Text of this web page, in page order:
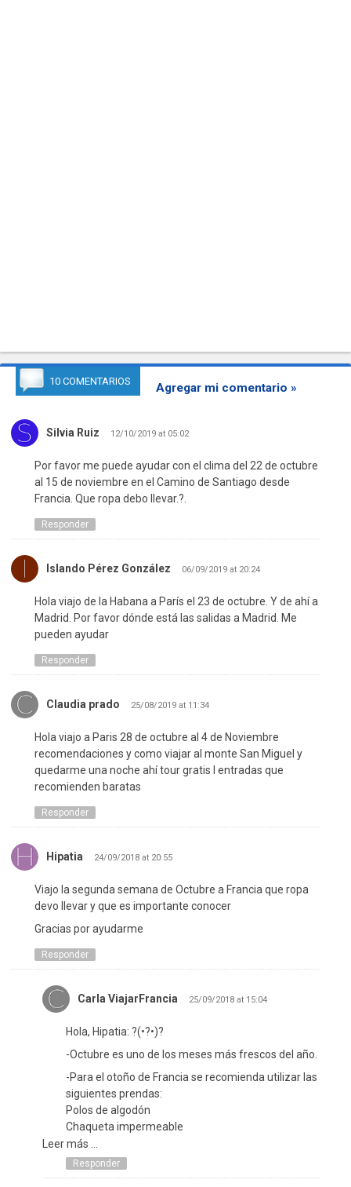
10 COMENTARIOS Agregar mi comentario »
Silvia Ruiz 12/10/2019 at 05:02
Por favor me puede ayudar con el clima del 22 de octubre
al 15 de noviembre en el Camino de Santiago desde
Francia. Que ropa debo llevar.?.
Responder
Islando Pérez González 06/09/2019 at 20:24
Hola viajo de la Habana a París el 23 de octubre. Y de ahí a
Madrid. Por favor dónde está las salidas a Madrid. Me
pueden ayudar
Responder
Claudia prado 25/08/2019 at 11:34
Hola viajo a Paris 28 de octubre al 4 de Noviembre
recomendaciones y como viajar al monte San Miguel y
quedarme una noche ahí tour gratis I entradas que
recomienden baratas
Responder
Hipatia 24/09/2018 at 20:55
Viajo la segunda semana de Octubre a Francia que ropa
devo llevar y que es importante conocer
Gracias por ayudarme
Responder
Carla ViajarFrancia 25/09/2018 at 15:04
Hola, Hipatia: ?(•?•)?
-Octubre es uno de los meses más frescos del año.
-Para el otoño de Francia se recomienda utilizar las
siguientes prendas:
Polos de algodón
Chaqueta impermeable
Camisas
Paraguas
Zapatillas
Leer más ...
Responder